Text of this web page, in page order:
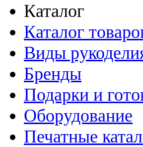
Каталог
Каталог
Виды
Бренды
Подарки и
Оборудование
Печатные